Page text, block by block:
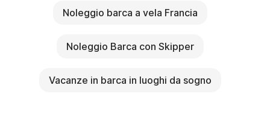
Noleggio barca a vela Francia
Noleggio Barca con Skipper
Vacanze in barca in luoghi da sogno